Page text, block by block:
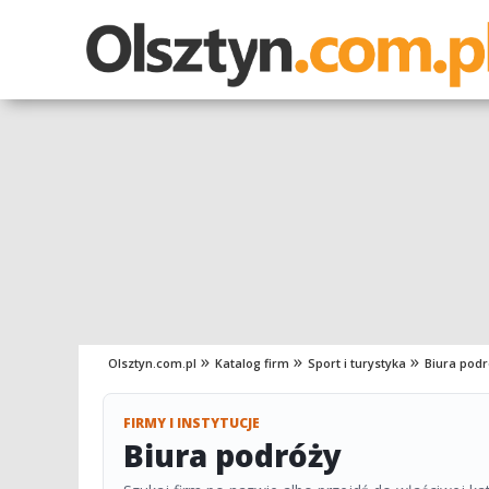
Olsztyn.com.pl Katalog firm Sport i turystyka Biura
FIRMY I INSTYTUCJE
Biura podróży